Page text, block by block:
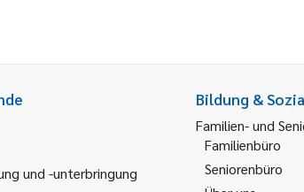
und -unterbringung
Bildung &
Familien- und
Familienbüro
Seniorenbüro